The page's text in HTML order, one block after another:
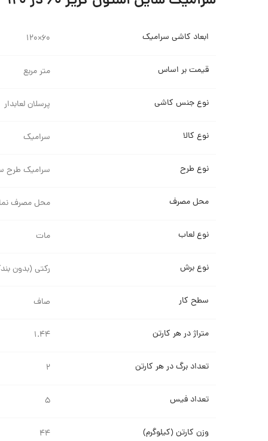
ابعاد کاشی سرامیک ۶۰×۱۲۰
قیمت بر اساس متر مربع
نوع جنس کاشی پرسلان لعابدار
نوع کالا سرامیک
نوع طرح سرامیک طرح
محل مصرف محل مصرف
نوع لعاب مات
نوع برش رکتی (بدون
سطح کار صاف
متراژ در هر کارتن ۱.۴۴
تعداد برگ در هر کارتن ۲
تعداد فیس ۵
وزن کارتن (کیلوگرم) ۴۴